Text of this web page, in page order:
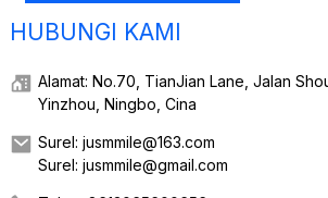
HUBUNGI KAMI
Alamat: No.70, TianJian Lane, Jalan
Yinzhou, Ningbo, Cina
Surel: jusmmile@163.com
Surel: jusmmile@gmail.com